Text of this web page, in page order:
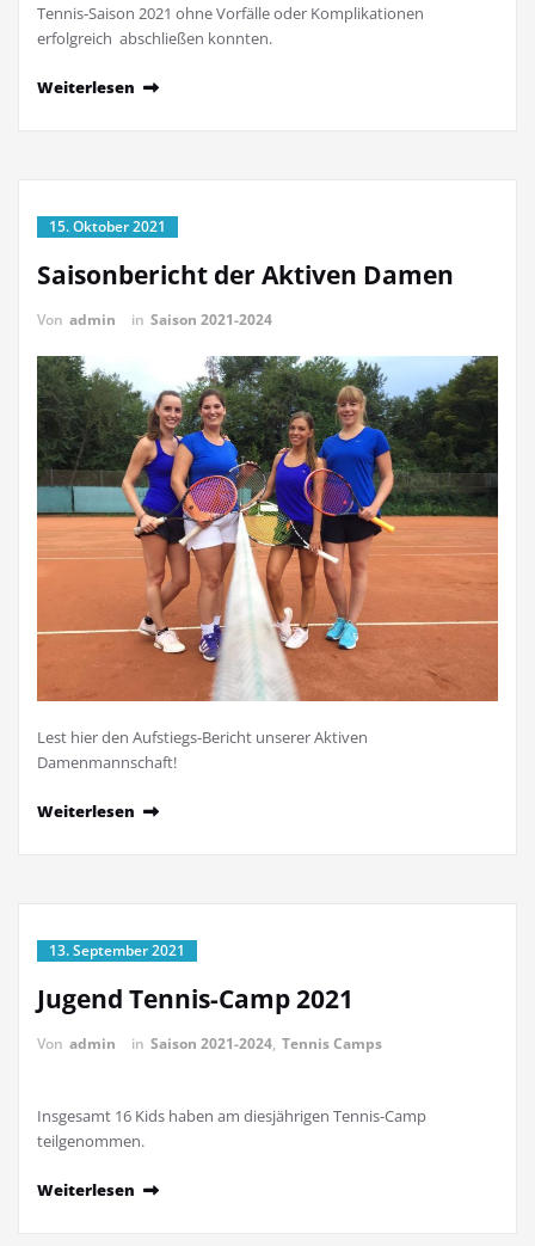
Tennis-Saison 2021 ohne Vorfälle oder Komplikationen
erfolgreich abschließen konnten.
Weiterlesen
15. Oktober 2021
Saisonbericht der Aktiven Damen
Von admin in Saison 2021-2024
Lest hier den Aufstiegs-Bericht unserer Aktiven
Damenmannschaft!
Weiterlesen
13. September 2021
Jugend Tennis-Camp 2021
Von admin in Saison 2021-2024, Tennis Camps
Insgesamt 16 Kids haben am diesjährigen Tennis-Camp
teilgenommen.
Weiterlesen